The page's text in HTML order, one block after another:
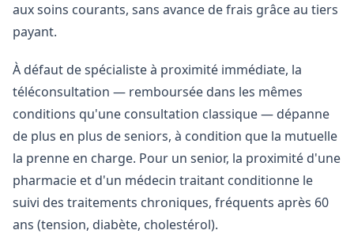
aux soins courants, sans avance de frais grâce au tiers
payant.
À défaut de spécialiste à proximité immédiate, la
téléconsultation — remboursée dans les mêmes
conditions qu'une consultation classique — dépanne
de plus en plus de seniors, à condition que la mutuelle
la prenne en charge. Pour un senior, la proximité d'une
pharmacie et d'un médecin traitant conditionne le
suivi des traitements chroniques, fréquents après 60
ans (tension, diabète, cholestérol).